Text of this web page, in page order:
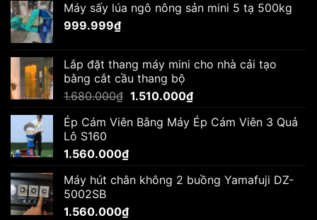
Máy sấy lúa ngô nông sản mini 5 tạ 500kg
999.999₫
Lắp đặt thang máy mini cho nhà cải tạo
bằng cắt cầu thang bộ
1.680.000₫ Giá
là:
1.510.000₫Giá
tại
Ép Cám Viên Bằng Máy Ép Cám Viên 3 Quả
Lô S160
1.560.000₫
Máy hút chân không 2 buồng Yamafuji DZ-
5002SB
1.560.000₫